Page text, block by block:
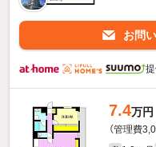
お問
7.4万円
（管理費